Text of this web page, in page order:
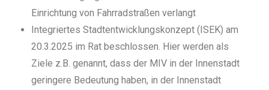
Einrichtung von Fahrradstraßen verlangt
Integriertes Stadtentwicklungskonzept (ISEK) am
20.3.2025 im Rat beschlossen. Hier werden als
Ziele z.B. genannt, dass der MIV in der Innenstadt
geringere Bedeutung haben, in der Innenstadt